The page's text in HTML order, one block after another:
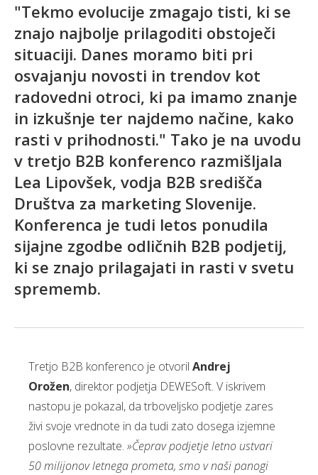
"Tekmo evolucije zmagajo tisti, ki se
znajo najbolje prilagoditi obstoječi
situaciji. Danes moramo biti pri
osvajanju novosti in trendov kot
radovedni otroci, ki pa imamo znanje
in izkušnje ter najdemo načine, kako
rasti v prihodnosti." Tako je na uvodu
v tretjo B2B konferenco razmišljala
Lea Lipovšek, vodja B2B središča
Društva za marketing Slovenije.
Konferenca je tudi letos ponudila
sijajne zgodbe odličnih B2B podjetij,
ki se znajo prilagajati in rasti v svetu
sprememb.
Tretjo B2B konferenco je otvoril Andrej
Orožen, direktor podjetja DEWESoft. V iskrivem
nastopu je pokazal, da trboveljsko podjetje zares
živi svoje vrednote in da tudi zato dosega izjemne
poslovne rezultate. »Čeprav podjetje letno ustvari
50 milijonov letnega prometa, smo v naši panogi